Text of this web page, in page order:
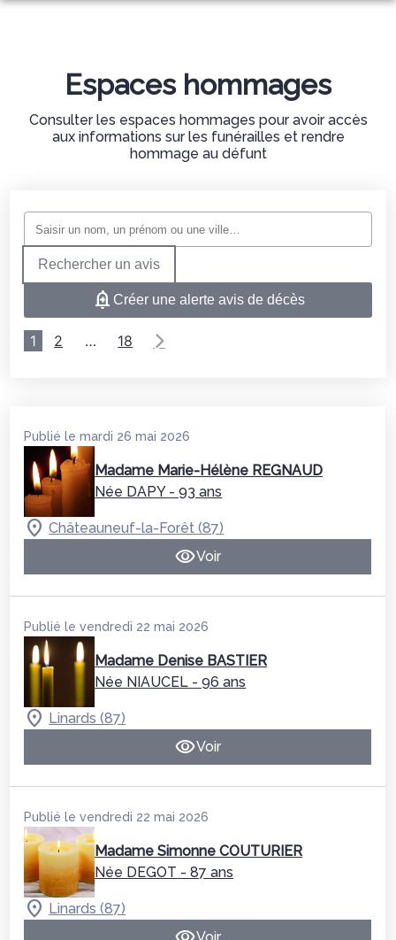
ORGANISER DES OBSÈQUES
PRÉVOIR SES OBSÈQUES
MONUMENTS FUNÉRAIRES
ESPACES HOMMAGES
Espaces hommages
Consulter les espaces hommages pour avoir accès
aux informations sur les funérailles et rendre
hommage au défunt
Rechercher un avis
Créer une alerte avis de décès
1 2 … 18
Publié le mardi 26 mai 2026
Madame Marie-Hélène REGNAUD
Née DAPY - 93 ans
Châteauneuf-la-Forêt (87)
Voir
Publié le vendredi 22 mai 2026
Madame Denise BASTIER
Née NIAUCEL - 96 ans
Linards (87)
Voir
Publié le vendredi 22 mai 2026
Madame Simonne COUTURIER
Née DEGOT - 87 ans
Linards (87)
Voir